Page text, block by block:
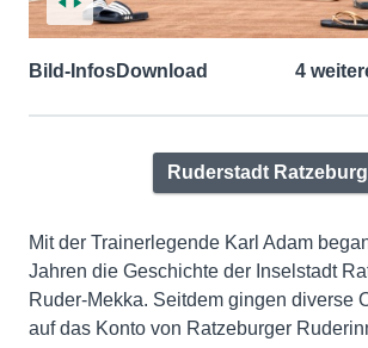
Bild-InfosDownload 4
Ruderstadt Ratzeburg
Mit der Trainerlegende Karl Adam
Jahren die Geschichte der Inselstadt
Ruder-Mekka. Seitdem gingen diverse
auf das Konto von Ratzeburger